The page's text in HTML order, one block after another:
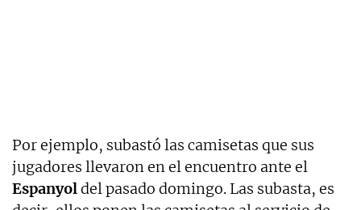
Por ejemplo, subastó las camisetas que sus
jugadores llevaron en el encuentro ante el
Espanyoldel pasado domingo. Las subasta, es